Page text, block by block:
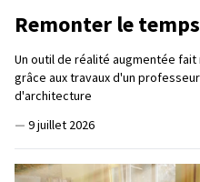
Remonter le
Un outil de réalité augmentée
grâce aux travaux d'un
d'architecture
— 9 juillet 2026